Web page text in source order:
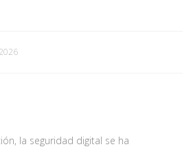
la seguridad digital se ha